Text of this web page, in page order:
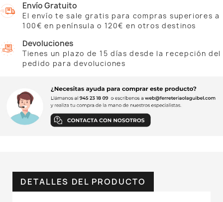
Envío Gratuito
El envío te sale gratis para compras superiores a
100€ en península o 120€ en otros destinos
Devoluciones
Tienes un plazo de 15 días desde la recepción del
pedido para devoluciones
DETALLES DEL PRODUCTO